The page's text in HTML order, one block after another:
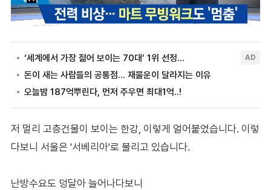
저 멀리 고층건물이 보이는 한강, 이렇게 얼어붙었습니다. 이렇
다보니 서울은 '서베리아'로 불리고 있습니다.
난방수요도 덩달아 늘어나다보니